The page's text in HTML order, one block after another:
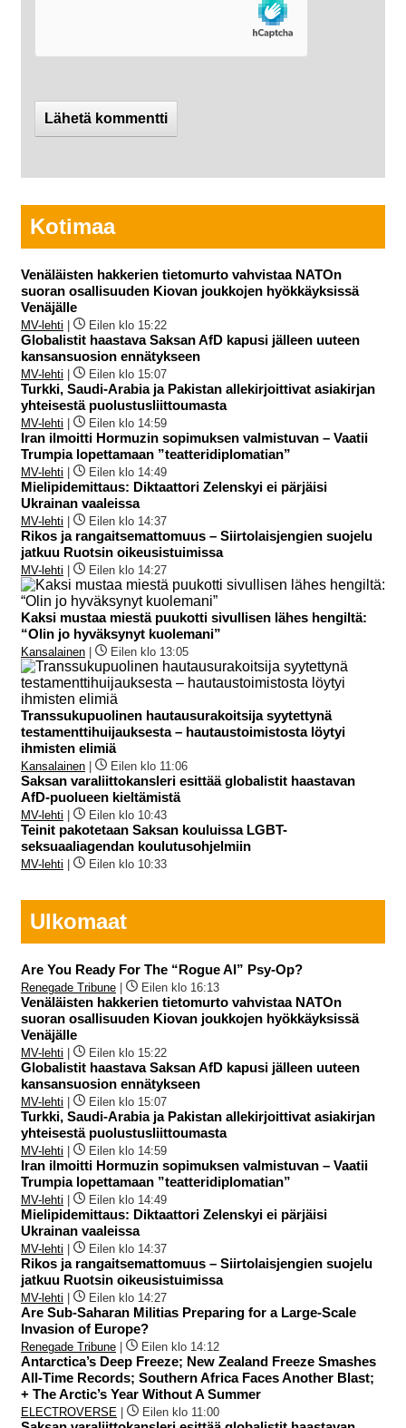
Kotimaa
Venäläisten hakkerien tietomurto vahvistaa NATOn
suoran osallisuuden Kiovan joukkojen hyökkäyksissä
Venäjälle
MV-lehti Eilen klo 15:22
Globalistit haastava Saksan AfD kapusi jälleen uuteen
kansansuosion ennätykseen
MV-lehti Eilen klo 15:07
Turkki, Saudi-Arabia ja Pakistan allekirjoittivat asiakirjan
yhteisestä puolustusliittoumasta
MV-lehti Eilen klo 14:59
Iran ilmoitti Hormuzin sopimuksen valmistuvan – Vaatii
Trumpia lopettamaan ”teatteridiplomatian”
MV-lehti Eilen klo 14:49
Mielipidemittaus: Diktaattori Zelenskyi ei pärjäisi
Ukrainan vaaleissa
MV-lehti Eilen klo 14:37
Rikos ja rangaitsemattomuus – Siirtolaisjengien suojelu
jatkuu Ruotsin oikeusistuimissa
MV-lehti Eilen klo 14:27
Kaksi mustaa miestä puukotti sivullisen lähes hengiltä:
“Olin jo hyväksynyt kuolemani”
Kansalainen Eilen klo 13:05
Transsukupuolinen hautausurakoitsija syytettynä
testamenttihuijauksesta – hautaustoimistosta löytyi
ihmisten elimiä
Kansalainen Eilen klo 11:06
Saksan varaliittokansleri esittää globalistit haastavan
AfD-puolueen kieltämistä
MV-lehti Eilen klo 10:43
Teinit pakotetaan Saksan kouluissa LGBT-
seksuaaliagendan koulutusohjelmiin
MV-lehti Eilen klo 10:33
Ulkomaat
Are You Ready For The “Rogue AI” Psy-Op?
Renegade Tribune Eilen klo 16:13
Venäläisten hakkerien tietomurto vahvistaa NATOn
suoran osallisuuden Kiovan joukkojen hyökkäyksissä
Venäjälle
MV-lehti Eilen klo 15:22
Globalistit haastava Saksan AfD kapusi jälleen uuteen
kansansuosion ennätykseen
MV-lehti Eilen klo 15:07
Turkki, Saudi-Arabia ja Pakistan allekirjoittivat asiakirjan
yhteisestä puolustusliittoumasta
MV-lehti Eilen klo 14:59
Iran ilmoitti Hormuzin sopimuksen valmistuvan – Vaatii
Trumpia lopettamaan ”teatteridiplomatian”
MV-lehti Eilen klo 14:49
Mielipidemittaus: Diktaattori Zelenskyi ei pärjäisi
Ukrainan vaaleissa
MV-lehti Eilen klo 14:37
Rikos ja rangaitsemattomuus – Siirtolaisjengien suojelu
jatkuu Ruotsin oikeusistuimissa
MV-lehti Eilen klo 14:27
Are Sub-Saharan Militias Preparing for a Large-Scale
Invasion of Europe?
Renegade Tribune Eilen klo 14:12
Antarctica’s Deep Freeze; New Zealand Freeze Smashes
All-Time Records; Southern Africa Faces Another Blast;
+ The Arctic’s Year Without A Summer
ELECTROVERSE Eilen klo 11:00